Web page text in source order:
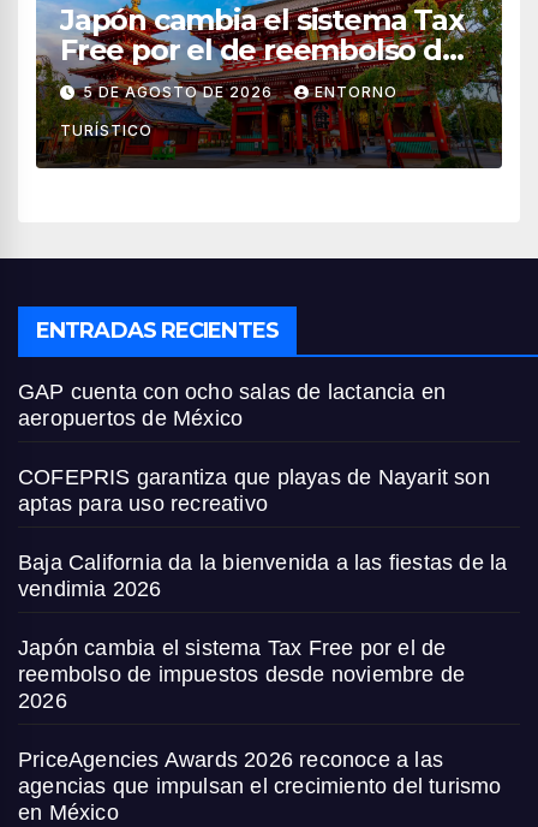
Japón cambia el sistema Tax
Free por el de reembolso de
impuestos desde noviembre
de 2026
5 DE AGOSTO DE 2026 ENTORNO
TURÍSTICO
ENTRADAS RECIENTES
GAP cuenta con ocho salas de lactancia en
aeropuertos de México
COFEPRIS garantiza que playas de Nayarit son
aptas para uso recreativo
Baja California da la bienvenida a las fiestas de la
vendimia 2026
Japón cambia el sistema Tax Free por el de
reembolso de impuestos desde noviembre de
2026
PriceAgencies Awards 2026 reconoce a las
agencias que impulsan el crecimiento del turismo
en México